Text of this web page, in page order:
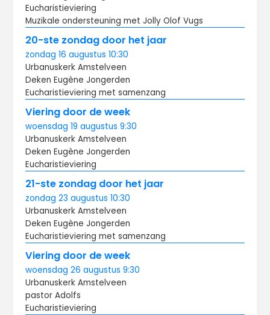
Eucharistieviering
Muzikale ondersteuning met Jolly Olof Vugs
20-ste zondag door het jaar
zondag 16 augustus10:30
Urbanuskerk Amstelveen
Deken Eugène Jongerden
Eucharistieviering met samenzang
Viering door de week
woensdag 19 augustus9:30
Urbanuskerk Amstelveen
Deken Eugène Jongerden
Eucharistieviering
21-ste zondag door het jaar
zondag 23 augustus10:30
Urbanuskerk Amstelveen
Deken Eugène Jongerden
Eucharistieviering met samenzang
Viering door de week
woensdag 26 augustus9:30
Urbanuskerk Amstelveen
pastor Adolfs
Eucharistieviering